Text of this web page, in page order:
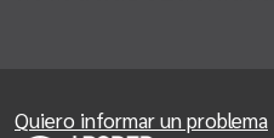
Quiero informar un problema